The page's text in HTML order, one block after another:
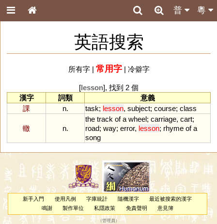
粵
普
英語搜索
所有字| 常用字| 冷僻字
[lesson], 找到 2 個
漢字
詞類
意義
課
n. task; lesson, subject; course; class
轍 n.
the track of a wheel; carriage, cart;
road; way; error, lesson; rhyme of a
song
新手入門 使用凡例 字庫統計 隨機漢字
最近被搜索的漢字
鳴謝
製作單位 私隱政策 免責聲明 意見簿
（管理員 ）